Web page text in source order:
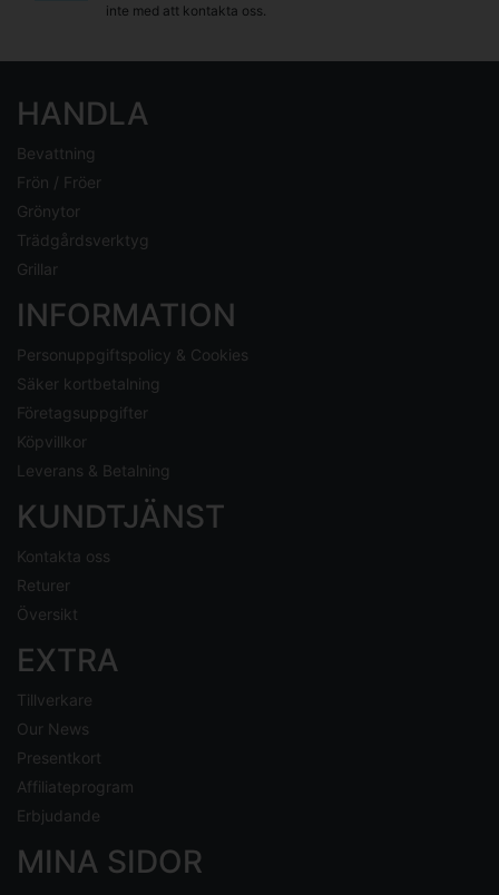
inte med att kontakta oss.
HANDLA
Bevattning
Frön / Fröer
Grönytor
Trädgårdsverktyg
Grillar
INFORMATION
Personuppgiftspolicy & Cookies
Säker kortbetalning
Företagsuppgifter
Köpvillkor
Leverans & Betalning
KUNDTJÄNST
Kontakta oss
Returer
Översikt
EXTRA
Tillverkare
Our News
Presentkort
Affiliateprogram
Erbjudande
MINA SIDOR